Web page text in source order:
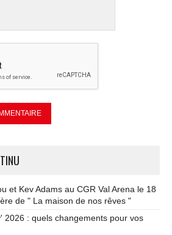
et Kev Adams au CGR Val Arena le 18
de " La maison de nos rêves "
2026 : quels changements pour vos